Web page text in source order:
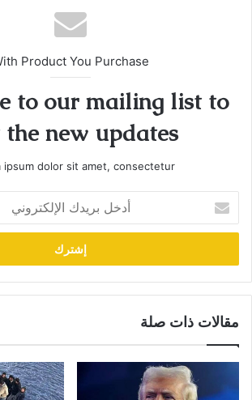
Product You Purchase
to our mailing list to
new updates!
ipsum dolor sit amet, consectetur.
بريدك
الإلكتروني
مقالات ذات صلة